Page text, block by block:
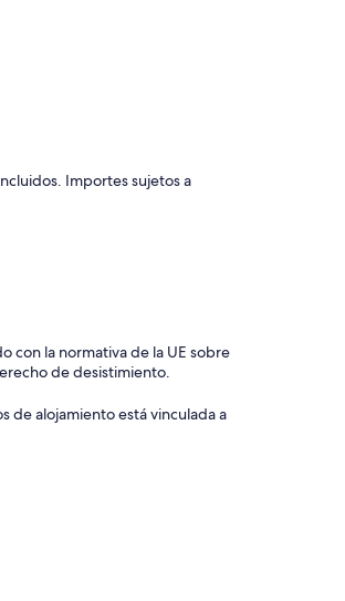
Importes sujetos a
con la normativa de la UE sobre
de desistimiento.
de alojamiento está vinculada a